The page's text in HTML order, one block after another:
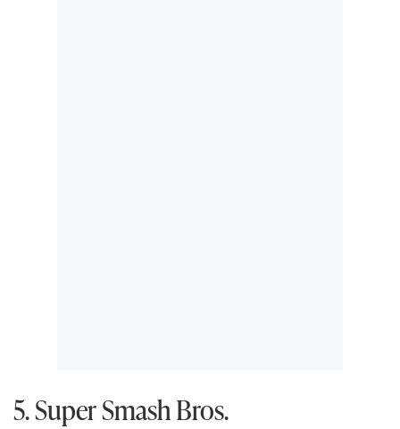
5. Super Smash Bros.